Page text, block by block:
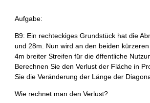
Aufgabe:
B9: Ein rechteckiges Grundstück hat die
und 28m. Nun wird an den beiden
4m breiter Streifen für die öffentliche
Berechnen Sie den Verlust der Fläche in
Sie die Veränderung der Länge der
Wie rechnet man den Verlust?